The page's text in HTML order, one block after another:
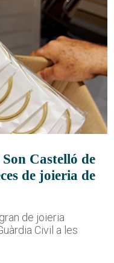
Castelló de
de joieria de
de joieria
Civil a les